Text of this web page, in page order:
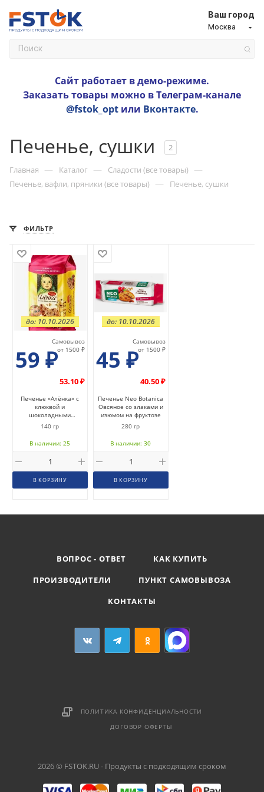
Ваш город
Москва
Сайт работает в демо-режиме.
Заказать товары можно в Телеграм-канале
@fstok_optили Вконтакте.
Печенье, сушки 2
Главная — Каталог — Сладости (все товары) —
Печенье, вафли, пряники (все товары) — Печенье, сушки
ФИЛЬТР
59 ₽
Самовывоз
от 1500 ₽
53.10 ₽
Печенье «Алёнка» с
клюквой и
шоколадными
кусочками
до: 10.10.2026
140 гр
В наличии: 25
В КОРЗИНУ
45 ₽
Самовывоз
от 1500 ₽
40.50 ₽
Печенье Neo Botanica
Овсяное со злаками и
изюмом на фруктозе
до: 10.10.2026
280 гр
В наличии: 30
В КОРЗИНУ
ВОПРОС - ОТВЕТ
КАК КУПИТЬ
ПРОИЗВОДИТЕЛИ
ПУНКТ САМОВЫВОЗА
КОНТАКТЫ
ПОЛИТИКА КОНФИДЕНЦИАЛЬНОСТИ
ДОГОВОР ОФЕРТЫ
2026 © FSTOK.RU - Продукты с подходящим сроком